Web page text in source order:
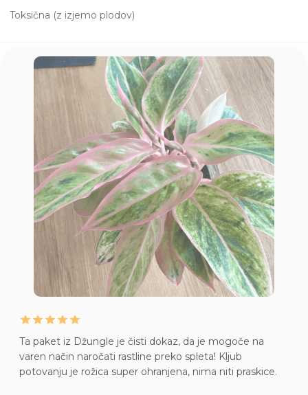
Toksična (z izjemo plodov)
Ta paket iz Džungle je čisti dokaz, da je mogoče na
varen način naročati rastline preko spleta! Kljub
potovanju je rožica super ohranjena, nima niti praskice.